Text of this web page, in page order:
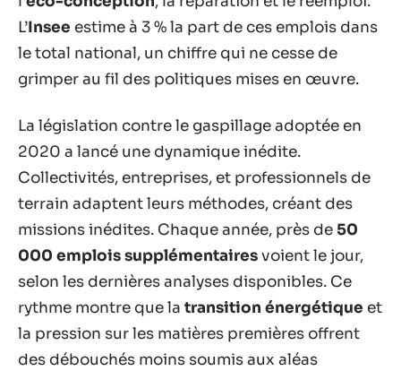
L’Insee estime à 3 % la part de ces emplois dans
le total national, un chiffre qui ne cesse de
grimper au fil des politiques mises en œuvre.
La législation contre le gaspillage adoptée en
2020 a lancé une dynamique inédite.
Collectivités, entreprises, et professionnels de
terrain adaptent leurs méthodes, créant des
missions inédites. Chaque année, près de50
000 emplois supplémentairesvoient le jour,
selon les dernières analyses disponibles. Ce
rythme montre que la transition énergétique et
la pression sur les matières premières offrent
des débouchés moins soumis aux aléas